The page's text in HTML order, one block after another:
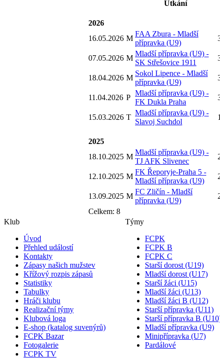
Utkání
2026
16.05.2026 M
FAA Zbura - Mladší
přípravka (U9)
07.05.2026 M
Mladší přípravka (U9) -
SK Střešovice 1911
18.04.2026 M
Sokol Lipence - Mladší
přípravka (U9)
11.04.2026 P
Mladší přípravka (U9) -
FK Dukla Praha
15.03.2026 T
Mladší přípravka (U9) -
Slavoj Suchdol
2025
18.10.2025 M
Mladší přípravka (U9) -
TJ AFK Slivenec
12.10.2025 M
FK Řeporyje-Praha 5 -
Mladší přípravka (U9)
13.09.2025 M
FC Zličín - Mladší
přípravka (U9)
Celkem: 8
Klub
Úvod
Přehled událostí
Kontakty
Zápasy našich mužstev
Křížový rozpis zápasů
Statistiky
Tabulky
Hráči klubu
Realizační týmy
Klubová loga
E-shop (katalog suvenýrů)
FCPK Bazar
Fotogalerie
FCPK TV
Týmy
FCPK
FCPK B
FCPK C
Starší dorost (U19)
Mladší dorost (U17)
Starší žáci (U15)
Mladší žáci (U13)
Mladší žáci B (U12)
Starší přípravka (U11)
Starší přípravka B
Mladší přípravka (U9)
Minipřípravka (U7)
Pardálové